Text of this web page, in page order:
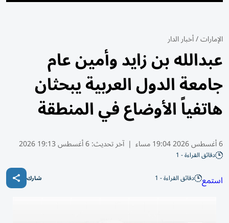
الإمارات/أخبار الدار
عبدالله بن زايد وأمين عام
جامعة الدول العربية يبحثان
هاتفياً الأوضاع في المنطقة
6 أغسطس 2026 19:04 مساء | آخر تحديث:6 أغسطس 19:13 2026
دقائق القراءة - 1
استمع دقائق القراءة - 1 شارك